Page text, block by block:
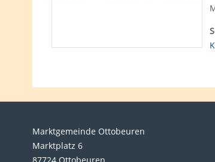
Marktgemeinde Ottobeuren
Marktplatz 6